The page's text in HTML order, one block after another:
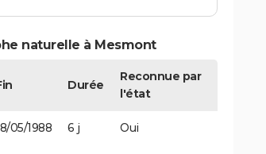
naturelle à Mesmont
Durée
Reconnue par
l'état
05/1988 6 j Oui